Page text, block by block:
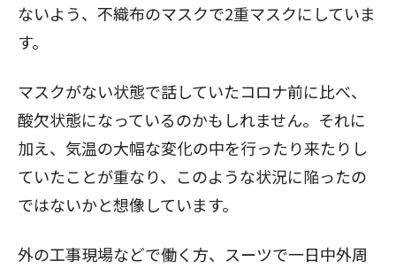
ないよう、不織布のマスクで2重マスクにしていま
す。
マスクがない状態で話していたコロナ前に比べ、
酸欠状態になっているのかもしれません。それに
加え、気温の大幅な変化の中を行ったり来たりし
ていたことが重なり、このような状況に陥ったの
ではないかと想像しています。
外の工事現場などで働く方、スーツで一日中外周